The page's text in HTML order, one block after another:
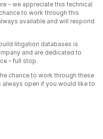
– we appreciate this technical
to work through this
available and will respond
litigation databases is
and are dedicated to
– full stop.
chance to work through these
always open if you would like to